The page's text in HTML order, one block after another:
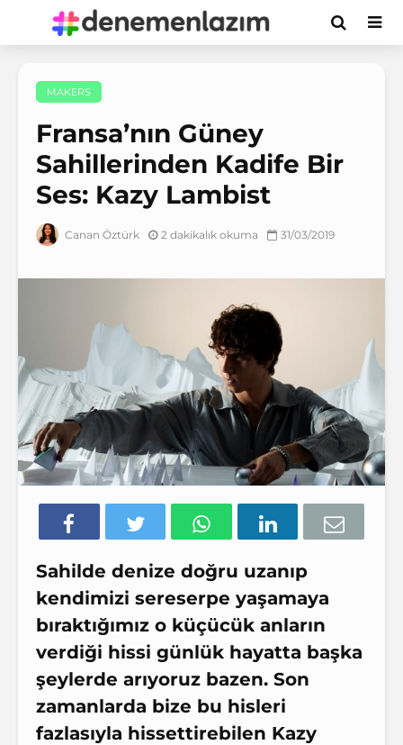
MAKERS
Fransa’nın Güney
Sahillerinden Kadife Bir
Ses: Kazy Lambist
Canan Öztürk 2 dakikalık okuma 31/03/2019
Sahilde denize doğru uzanıp
kendimizi sereserpe yaşamaya
bıraktığımız o küçücük anların
verdiği hissi günlük hayatta başka
şeylerde arıyoruz bazen. Son
zamanlarda bize bu hisleri
fazlasıyla hissettirebilen Kazy